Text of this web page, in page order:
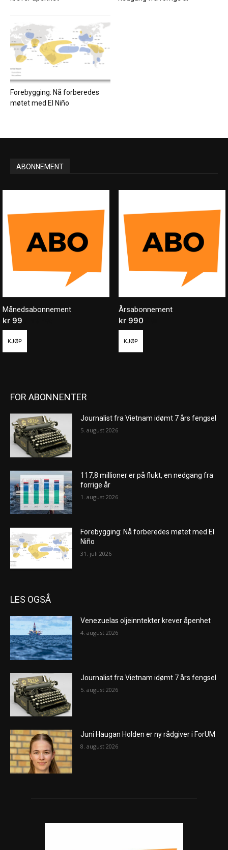
Forebygging: Nå forberedes
møtet med El Niño
ABONNEMENT
Månedsabonnement
kr 99
KJØP
Årsabonnement
kr990
KJØP
FOR ABONNENTER
Journalist fra Vietnam idømt 7 års fengsel
5. august 2026
117,8 millioner er på flukt, en nedgang fra
forrige år
1. august 2026
Forebygging: Nå forberedes møtet med El
Niño
31. juli 2026
LES OGSÅ
Venezuelas oljeinntekter krever åpenhet
4. august 2026
Journalist fra Vietnam idømt 7 års fengsel
5. august 2026
Juni Haugan Holden er ny rådgiver i ForUM
8. august 2026